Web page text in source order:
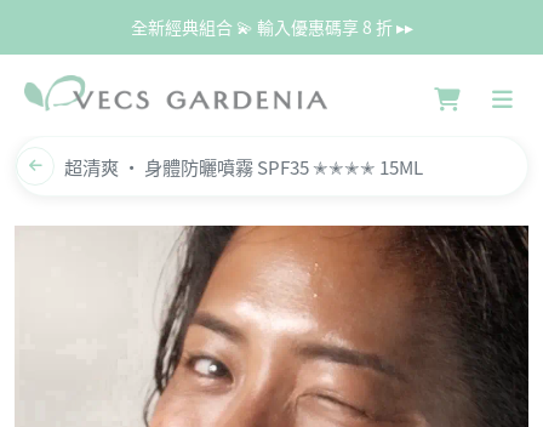
全新經典組合 💫 輸入優惠碼享 8 折 ▸▸
超清爽 · 身體防曬噴霧 SPF35 ✭✭✭✭ 15ML